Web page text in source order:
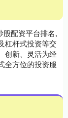
股配资平台排名,
杠杆式投资等交
创新、灵活为经
全方位的投资服